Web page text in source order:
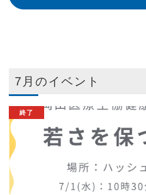
7月のイベント